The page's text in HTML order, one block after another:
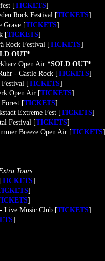
[TICKETS]
Rock Festival [TICKETS]
Grave [TICKETS]
[TICKETS]
Rock Festival [TICKETS]
OUT*
Open Air *SOLD OUT*
- Castle Rock [TICKETS]
Festival [TICKETS]
Open Air [TICKETS]
[TICKETS]
Extreme Fest [TICKETS]
Festival [TICKETS]
Breeze Open Air [TICKETS]
Tours
TICKETS]
]
]
Live Music Club [TICKETS]
]